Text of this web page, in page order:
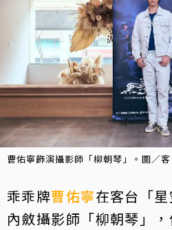
曹佑寧飾演攝影師「柳朝琴」。圖／
乖乖牌曹佑寧在客台「
內斂攝影師「柳朝琴」